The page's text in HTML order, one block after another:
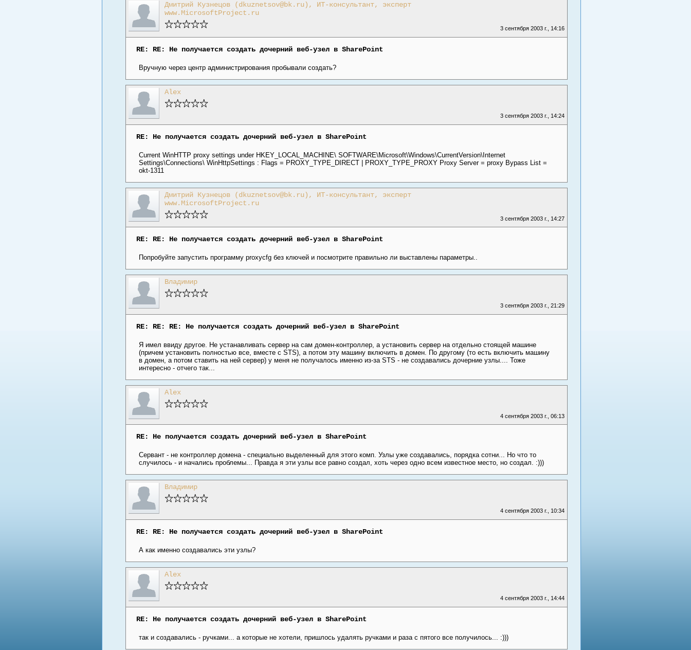
Дмитрий Кузнецов (dkuznetsov@bk.ru), ИТ-консультант, эксперт
www.MicrosoftProject.ru
3 сентября 2003 г., 14:16
RE: RE: Не получается создать дочерний веб-узел в SharePoint
Вручную через центр администрирования пробывали создать?
Alex
3 сентября 2003 г., 14:24
RE: Не получается создать дочерний веб-узел в SharePoint
Current WinHTTP proxy settings under HKEY_LOCAL_MACHINE\ SOFTWARE\Microsoft\Windows\CurrentVersion\Internet
Settings\Connections\ WinHttpSettings : Flags = PROXY_TYPE_DIRECT | PROXY_TYPE_PROXY Proxy Server = proxy Bypass List =
okt-1311
Дмитрий Кузнецов (dkuznetsov@bk.ru), ИТ-консультант, эксперт
www.MicrosoftProject.ru
3 сентября 2003 г., 14:27
RE: RE: Не получается создать дочерний веб-узел в SharePoint
Попробуйте запустить программу proxycfg без ключей и посмотрите правильно ли выставлены параметры..
Владимир
3 сентября 2003 г., 21:29
RE: RE: RE: Не получается создать дочерний веб-узел в SharePoint
Я имел ввиду другое. Не устанавливать сервер на сам домен-контроллер, а установить сервер на отдельно стоящей машине
(причем установить полностью все, вместе с STS), а потом эту машину включить в домен. По другому (то есть включить машину
в домен, а потом ставить на ней сервер) у меня не получалось именно из-за STS - не создавались дочерние узлы.... Тоже
интересно - отчего так...
Alex
4 сентября 2003 г., 06:13
RE: Не получается создать дочерний веб-узел в SharePoint
Сервант - не контроллер домена - специально выделенный для этого комп. Узлы уже создавались, порядка сотни... Но что то
случилось - и начались проблемы... Правда я эти узлы все равно создал, хоть через одно всем известное место, но создал. :)))
Владимир
4 сентября 2003 г., 10:34
RE: RE: Не получается создать дочерний веб-узел в SharePoint
А как именно создавались эти узлы?
Alex
4 сентября 2003 г., 14:44
RE: Не получается создать дочерний веб-узел в SharePoint
так и создавались - ручками... а которые не хотели, пришлось удалять ручками и раза с пятого все получилось... :)))